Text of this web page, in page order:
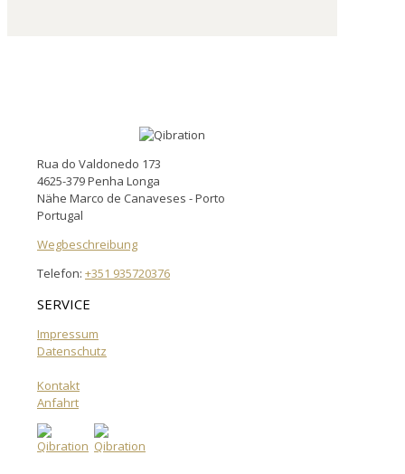
Rua do Valdonedo 173
4625-379 Penha Longa
Nähe Marco de Canaveses - Porto
Portugal
Wegbeschreibung
Telefon: +351 935720376
SERVICE
Impressum
Datenschutz
Kontakt
Anfahrt